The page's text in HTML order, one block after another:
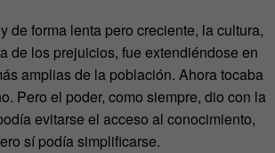
de forma lenta pero creciente, la cultura,
de los prejuicios, fue extendiéndose en
amplias de la población. Ahora tocaba
Pero el poder, como siempre, dio con la
evitarse el acceso al conocimiento,
sí podía simplificarse.